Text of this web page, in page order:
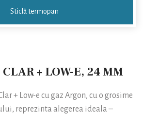
Sticlă termopan
+ LOW-E, 24 MM
+ Low-e cu gaz Argon, cu o grosime
reprezinta alegerea ideala –